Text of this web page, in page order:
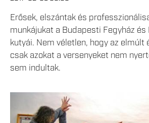
Erősek, elszántak és
munkájukat a Budapesti Fegyház
kutyái. Nem véletlen, hogy az elmúlt
csak azokat a versenyeket nem
sem indultak.